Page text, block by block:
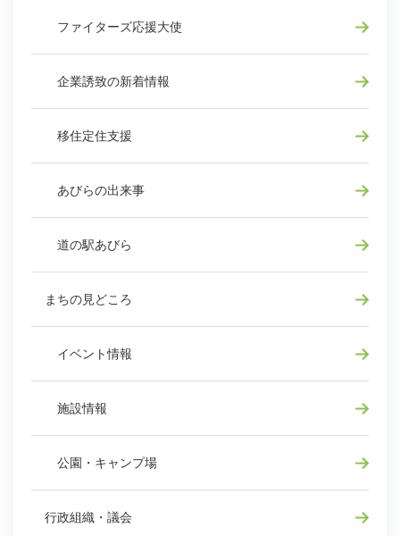
ファイターズ応援大使
企業誘致の新着情報
移住定住支援
あびらの出来事
道の駅あびら
まちの見どころ
イベント情報
施設情報
公園・キャンプ場
行政組織・議会